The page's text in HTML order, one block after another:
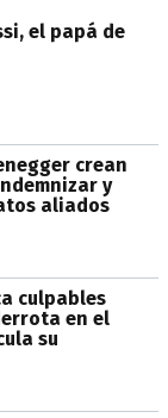
el papá de
crean
y
aliados
culpables
en el
su